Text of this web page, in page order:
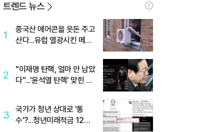
트렌드 뉴스
1
중국산 에어콘을 웃돈 주고
산다...유럽 열광시킨 메이
2
"이재명 탄핵, 얼마 안 남았
다"...'윤석열 탄핵' 맞힌 무
3
국가가 청년 상대로 '통
수'?...청년미래적금 12%